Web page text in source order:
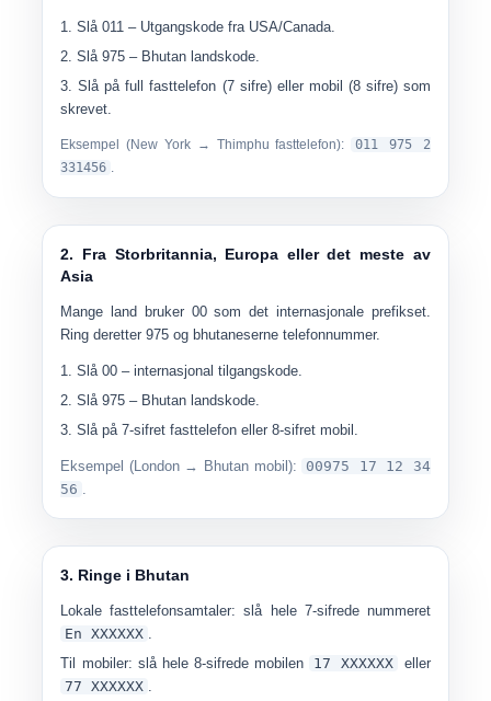
Slå011 – Utgangskode fra USA/Canada.
Slå975 – Bhutan landskode.
Slå påfull fasttelefon (7 sifre) eller mobil (8 sifre)som
skrevet.
Eksempel (New York → Thimphu fasttelefon):
011 975 2
331456 .
2. Fra Storbritannia, Europa eller det meste av
Asia
Mange land bruker 00som det internasjonale prefikset.
Ring deretter 975 og bhutaneserne telefonnummer.
Slå00 – internasjonal tilgangskode.
Slå975 – Bhutan landskode.
Slå på7-sifret fasttelefon eller8-sifret mobil .
Eksempel (London → Bhutan mobil):
00975 17 12 34
56 .
3. Ringe i Bhutan
Lokale fasttelefonsamtaler: slå hele 7-sifrede nummeret
En XXXXXX .
Til mobiler: slå hele 8-sifrede mobilen 17 XXXXXX
eller
77 XXXXXX .